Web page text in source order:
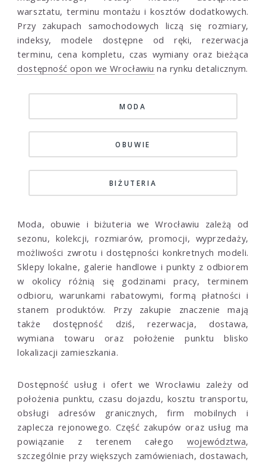
warsztatu, terminu montażu i kosztów dodatkowych.
Przy zakupach samochodowych liczą się rozmiary,
indeksy, modele dostępne od ręki, rezerwacja
terminu, cena kompletu, czas wymiany oraz bieżąca
dostępność opon we Wrocławiu na rynku detalicznym.
MODA
OBUWIE
BIŻUTERIA
Moda, obuwie i biżuteria we Wrocławiu zależą od
sezonu, kolekcji, rozmiarów, promocji, wyprzedaży,
możliwości zwrotu i dostępności konkretnych modeli.
Sklepy lokalne, galerie handlowe i punkty z odbiorem
w okolicy różnią się godzinami pracy, terminem
odbioru, warunkami rabatowymi, formą płatności i
stanem produktów. Przy zakupie znaczenie mają
także dostępność dziś, rezerwacja, dostawa,
wymiana towaru oraz położenie punktu blisko
lokalizacji zamieszkania.
Dostępność usług i ofert we Wrocławiu zależy od
położenia punktu, czasu dojazdu, kosztu transportu,
obsługi adresów granicznych, firm mobilnych i
zaplecza rejonowego. Część zakupów oraz usług ma
powiązanie z terenem całegowojewództwa,
szczególnie przy większych zamówieniach, dostawach,